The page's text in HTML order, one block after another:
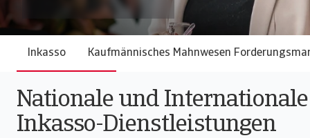
Inkasso Kaufmännisches Mahnwesen
Nationale und Internationale
Inkasso-Dienstleistungen